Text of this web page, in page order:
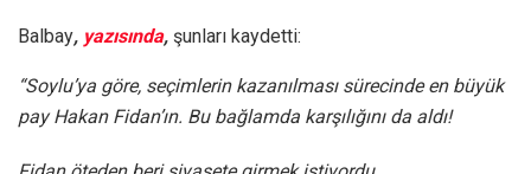
Balbay, yazısında, şunları kaydetti:
“Soylu’ya göre, seçimlerin kazanılması sürecinde en büyük
pay Hakan Fidan’ın. Bu bağlamda karşılığını da aldı!